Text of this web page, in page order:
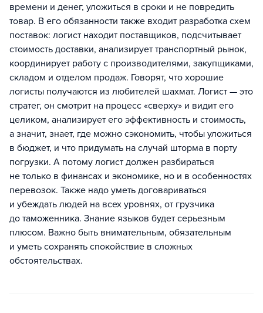
времени и денег, уложиться в сроки и не повредить
товар. В его обязанности также входит разработка схем
поставок: логист находит поставщиков, подсчитывает
стоимость доставки, анализирует транспортный рынок,
координирует работу с производителями, закупщиками,
складом и отделом продаж. Говорят, что хорошие
логисты получаются из любителей шахмат. Логист — это
стратег, он смотрит на процесс «сверху» и видит его
целиком, анализирует его эффективность и стоимость,
а значит, знает, где можно сэкономить, чтобы уложиться
в бюджет, и что придумать на случай шторма в порту
погрузки. А потому логист должен разбираться
не только в финансах и экономике, но и в особенностях
перевозок. Также надо уметь договариваться
и убеждать людей на всех уровнях, от грузчика
до таможенника. Знание языков будет серьезным
плюсом. Важно быть внимательным, обязательным
и уметь сохранять спокойствие в сложных
обстоятельствах.